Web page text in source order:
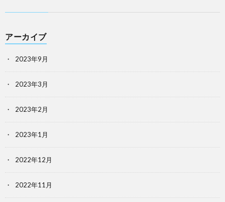
アーカイブ
2023年9月
2023年3月
2023年2月
2023年1月
2022年12月
2022年11月